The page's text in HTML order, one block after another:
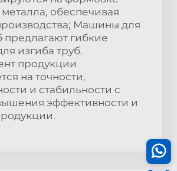
металла, обеспечивая
Машины для
предлагают гибкие
изгиба труб.
продукции
на точности,
и стабильности с
эффективности и